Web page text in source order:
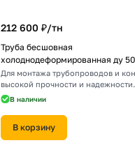
212 600 ₽/тн
Труба бесшовная
холоднодеформированная ду
Для монтажа трубопроводов и
высокой прочности и надежности.
В наличии
В корзину